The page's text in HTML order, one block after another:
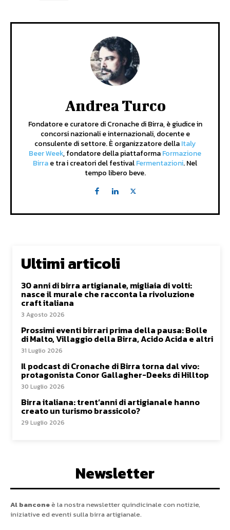
Andrea Turco
Fondatore e curatore di Cronache di Birra, è giudice in
concorsi nazionali e internazionali, docente e
consulente di settore. È organizzatore dellaItaly
Beer Week, fondatore della piattaformaFormazione
Birrae tra i creatori del festivalFermentazioni. Nel
tempo libero beve.
Ultimi articoli
30 anni di birra artigianale, migliaia di volti:
nasce il murale che racconta la rivoluzione
craft italiana
3 Agosto 2026
Prossimi eventi birrari prima della pausa: Bolle
di Malto, Villaggio della Birra, Acido Acida e altri
31 Luglio 2026
Il podcast di Cronache di Birra torna dal vivo:
protagonista Conor Gallagher-Deeks di Hilltop
30 Luglio 2026
Birra italiana: trent’anni di artigianale hanno
creato un turismo brassicolo?
29 Luglio 2026
Newsletter
Al banconeè la nostra newsletter quindicinale con notizie,
iniziative ed eventi sulla birra artigianale.